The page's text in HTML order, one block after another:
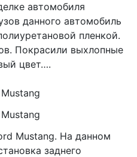
автомобиля
данного автомобиль
пленкой.
Покрасили выхлопные
цвет….
Mustang. На данном
заднего